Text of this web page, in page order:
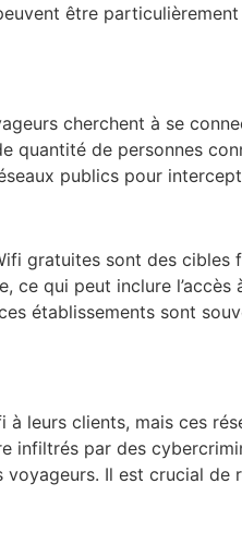
être
cherchent à se
quantité de personnes
publics pour
gratuites sont des cibles
qui peut inclure
établissements sont
leurs clients, mais ces
infiltrés par des
Il est crucial